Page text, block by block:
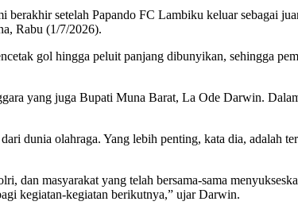
berakhir setelah Papando FC Lambiku keluar sebagai
Rabu (1/7/2026).
gol hingga peluit panjang dibunyikan, sehingga
yang juga Bupati Muna Barat, La Ode Darwin.
dunia olahraga. Yang lebih penting, kata dia, adalah
dan masyarakat yang telah bersama-sama
kegiatan-kegiatan berikutnya,” ujar Darwin.